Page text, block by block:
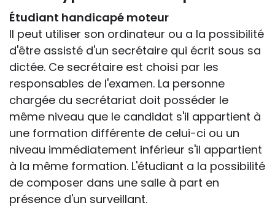
Étudiant handicapé moteur
Il peut utiliser son ordinateur ou a la possibilité
d'être assisté d'un secrétaire qui écrit sous sa
dictée. Ce secrétaire est choisi par les
responsables de l'examen. La personne
chargée du secrétariat doit posséder le
même niveau que le candidat s'il appartient à
une formation différente de celui-ci ou un
niveau immédiatement inférieur s'il appartient
à la même formation. L'étudiant a la possibilité
de composer dans une salle à part en
présence d'un surveillant.